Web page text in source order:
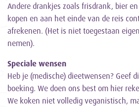
Andere drankjes zoals frisdrank, bier
kopen en aan het einde van de reis
afrekenen. (Het is niet toegestaan
nemen).
Speciale wensen
Heb je (medische) dieetwensen? Geef
boeking. We doen ons best om hier
We koken niet volledig veganistisch,